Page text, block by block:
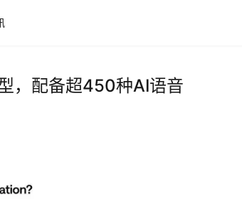
，配备超450种AI语音‌